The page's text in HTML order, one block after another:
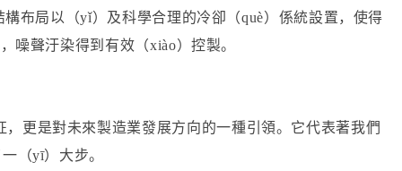
布局以（yǐ）及科學合理的冷卻（què）係統設置，使得
噪聲汙染得到有效（xiào）控製。
更是對未來製造業發展方向的一種引領。它代表著我們
（yī）大步。